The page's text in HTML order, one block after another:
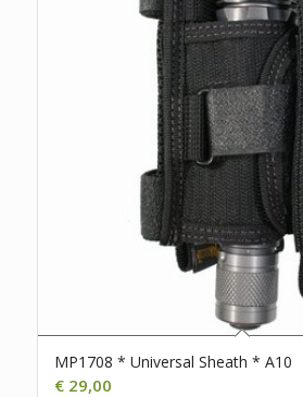
MP1708 * Universal Sheath * A10
€29,00